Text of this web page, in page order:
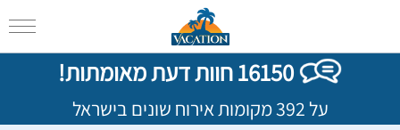
16150 חוות דעת מאומתות!
על 392 מקומות אירוח שונים בישראל